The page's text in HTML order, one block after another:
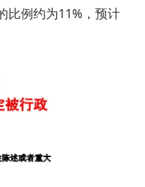
比例约为11%，预计